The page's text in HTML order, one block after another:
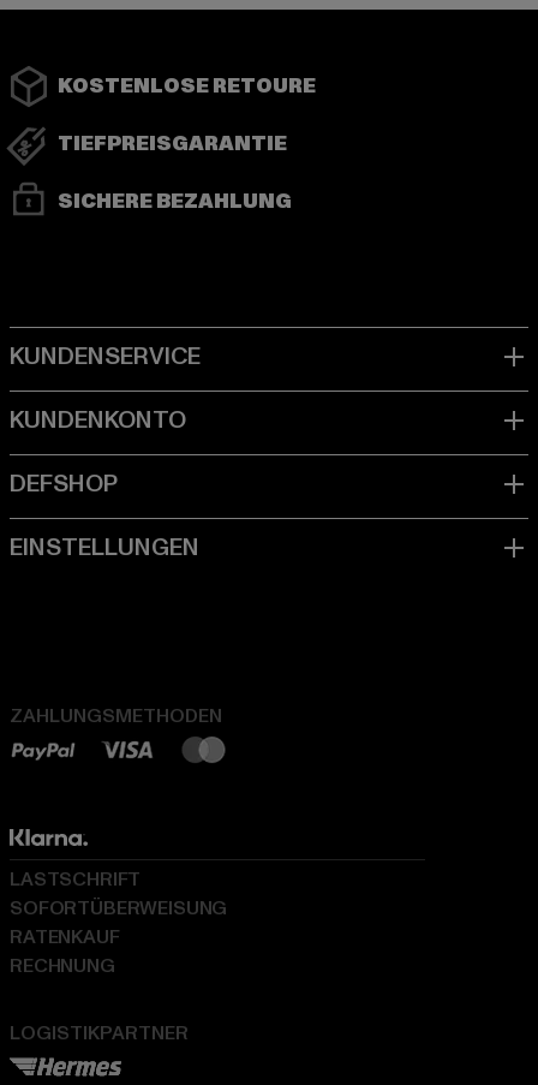
KOSTENLOSE RETOURE
TIEFPREISGARANTIE
SICHERE BEZAHLUNG
ZAHLUNGSMETHODEN
LOGISTIKPARTNER
LASTSCHRIFT
SOFORTÜBERWEISUNG
RATENKAUF
RECHNUNG